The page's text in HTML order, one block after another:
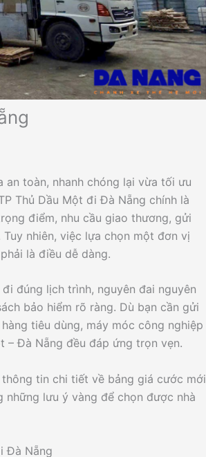
an toàn, nhanh chóng lại vừa tối ưu
Thủ Dầu Một đi Đà Nẵng chính là
điểm, nhu cầu giao thương, gửi
nhiên, việc lựa chọn một đơn vị
là điều dễ dàng.
đúng lịch trình, nguyên đai nguyên
bảo hiểm rõ ràng. Dù bạn cần gửi
tiêu dùng, máy móc công nghiệp
– Đà Nẵng đều đáp ứng trọn vẹn.
tin chi tiết về bảng giá cước mới
những lưu ý vàng để chọn được nhà
Đà Nẵng